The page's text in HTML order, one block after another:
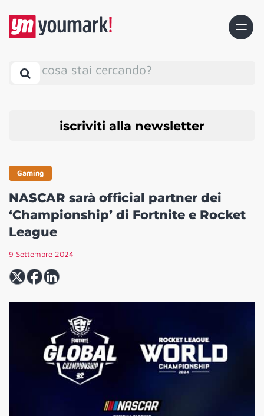
cosa stai cercando?
iscriviti alla newsletter
Gaming
NASCAR sarà official partner dei
‘Championship’ di Fortnite e Rocket
League
9 Settembre 2024